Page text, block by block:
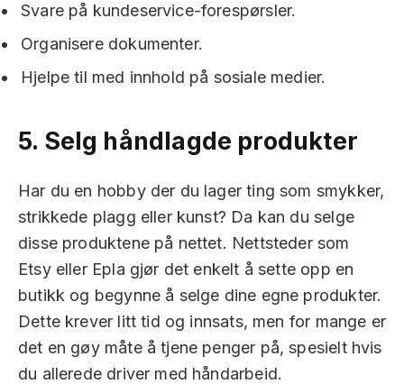
Svare på kundeservice-forespørsler.
Organisere dokumenter.
Hjelpe til med innhold på sosiale medier.
5. Selg håndlagde produkter
Har du en hobby der du lager ting som smykker,
strikkede plagg eller kunst? Da kan du selge
disse produktene på nettet. Nettsteder som
Etsy eller Epla gjør det enkelt å sette opp en
butikk og begynne å selge dine egne produkter.
Dette krever litt tid og innsats, men for mange er
det en gøy måte å tjene penger på, spesielt hvis
du allerede driver med håndarbeid.